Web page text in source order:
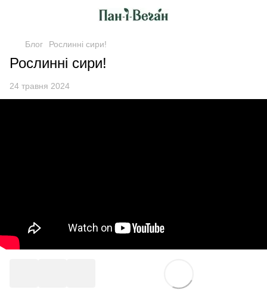
Блог Рослинні сири!
Рослинні сири!
24 травня 2024